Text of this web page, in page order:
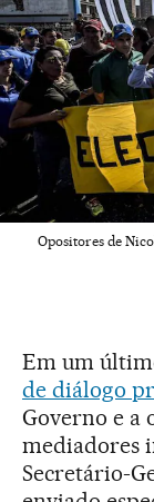
Opositores de
Em um
de diálogo
Governo e a
mediadores
Secretário-